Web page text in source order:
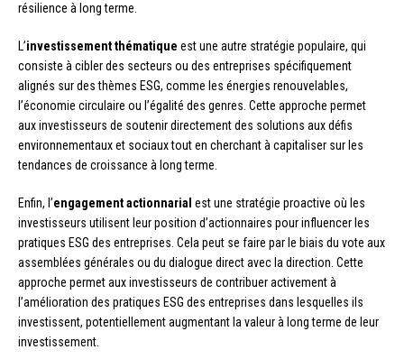
résilience à long terme.
L’investissement thématique est une autre stratégie populaire, qui
consiste à cibler des secteurs ou des entreprises spécifiquement
alignés sur des thèmes ESG, comme les énergies renouvelables,
l’économie circulaire ou l’égalité des genres. Cette approche permet
aux investisseurs de soutenir directement des solutions aux défis
environnementaux et sociaux tout en cherchant à capitaliser sur les
tendances de croissance à long terme.
Enfin, l’engagement actionnarial est une stratégie proactive où les
investisseurs utilisent leur position d’actionnaires pour influencer les
pratiques ESG des entreprises. Cela peut se faire par le biais du vote aux
assemblées générales ou du dialogue direct avec la direction. Cette
approche permet aux investisseurs de contribuer activement à
l’amélioration des pratiques ESG des entreprises dans lesquelles ils
investissent, potentiellement augmentant la valeur à long terme de leur
investissement.